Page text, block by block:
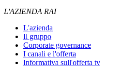
L'AZIENDA RAI
L'azienda
Il gruppo
Corporate governance
I canali e l'offerta
Informativa sull'offerta tv